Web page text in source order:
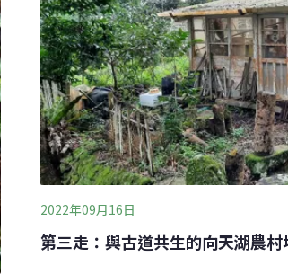
1980年之前「大崙尾」一帶是沒有供
都靠煤油燈照明。當時大
2022年09月16日
第三走：與古道共生的向天湖農村